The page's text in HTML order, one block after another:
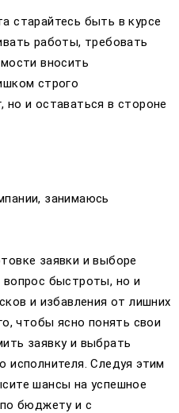
старайтесь быть в курсе
работы, требовать
вносить
строго
и оставаться в стороне
занимаюсь
заявки и выборе
быстроты, но и
и избавления от лишних
чтобы ясно понять свои
заявку и выбрать
исполнителя. Следуя этим
шансы на успешное
бюджету и с